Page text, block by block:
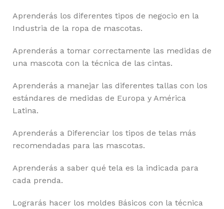
Aprenderás los diferentes tipos de negocio en la
Industria de la ropa de mascotas.
Aprenderás a tomar correctamente las medidas de
una mascota con la técnica de las cintas.
Aprenderás a manejar las diferentes tallas con los
estándares de medidas de Europa y América
Latina.
Aprenderás a Diferenciar los tipos de telas más
recomendadas para las mascotas.
Aprenderás a saber qué tela es la indicada para
cada prenda.
Lograrás hacer los moldes Básicos con la técnica